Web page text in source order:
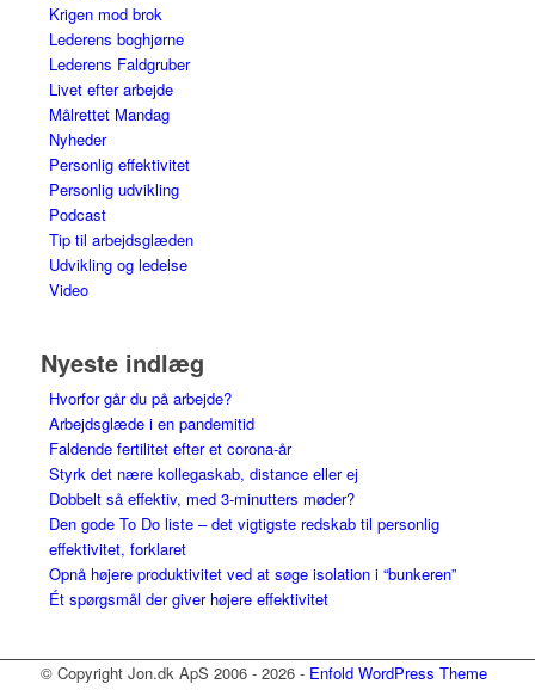
Krigen mod brok
Lederens boghjørne
Lederens Faldgruber
Livet efter arbejde
Målrettet Mandag
Nyheder
Personlig effektivitet
Personlig udvikling
Podcast
Tip til arbejdsglæden
Udvikling og ledelse
Video
Nyeste indlæg
Hvorfor går du på arbejde?
Arbejdsglæde i en pandemitid
Faldende fertilitet efter et corona-år
Styrk det nære kollegaskab, distance eller ej
Dobbelt så effektiv, med 3-minutters møder?
Den gode To Do liste – det vigtigste redskab til personlig
effektivitet, forklaret
Opnå højere produktivitet ved at søge isolation i “bunkeren”
Ét spørgsmål der giver højere effektivitet
© Copyright Jon.dk ApS 2006 - 2026 - Enfold WordPress Theme